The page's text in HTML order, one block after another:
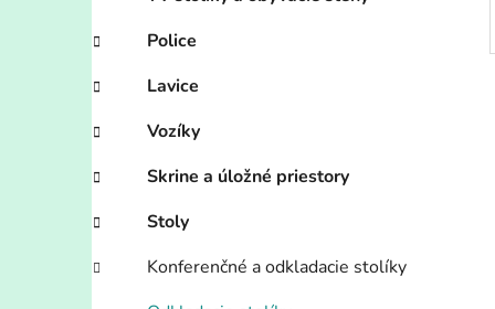
Police
Lavice
Vozíky
Skrine a úložné priestory
Stoly
Konferenčné a odkladacie stolíky